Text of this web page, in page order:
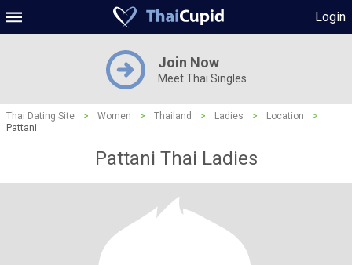
Login
Join Now
Meet Thai Singles
Thai Dating Site > Women > Thailand > Ladies > Location
>
Pattani
Pattani Thai Ladies